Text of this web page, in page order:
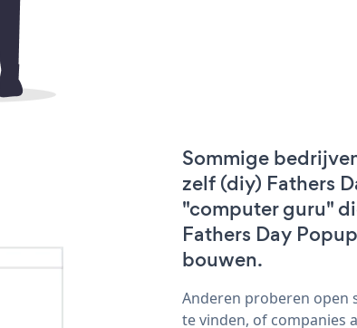
Sommige
zelf (diy) Fathers
"computer guru"
Fathers Day
bouwen.
Anderen proberen open
te vinden, of companies